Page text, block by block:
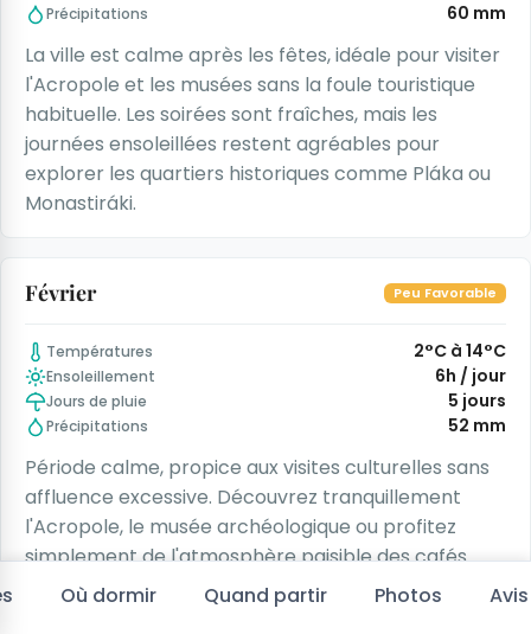
Où dormir Quand partir Photos Avis
Précipitations 60 mm
La ville est calme après les fêtes, idéale pour visiter
l'Acropole et les musées sans la foule touristique
habituelle. Les soirées sont fraîches, mais les
journées ensoleillées restent agréables pour
explorer les quartiers historiques comme Pláka ou
Monastiráki.
Février Peu Favorable
Températures 2°C à 14°C
Ensoleillement 6h / jour
Jours de pluie 5 jours
Précipitations 52 mm
Période calme, propice aux visites culturelles sans
affluence excessive. Découvrez tranquillement
l'Acropole, le musée archéologique ou profitez
simplement de l'atmosphère paisible des cafés
dans les ruelles typiques de la ville.